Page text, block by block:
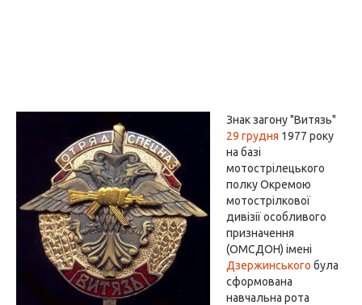
Знак загону "Витязь"
29 грудня 1977 року
на базі
мотострілецького
полку Окремою
мотострілкової
дивізії особливого
призначення
(ОМСДОН) імені
Дзержинського була
сформована
навчальна рота